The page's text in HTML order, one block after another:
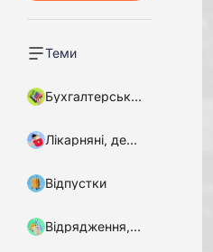
Теми
Бухгалтерський облік
Лікарняні, декретні
Відпустки
Відрядження, підзвітні кошти